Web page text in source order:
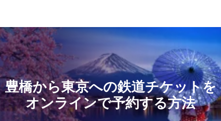
豊橋から東京への鉄道チケットを
オンラインで予約する方法